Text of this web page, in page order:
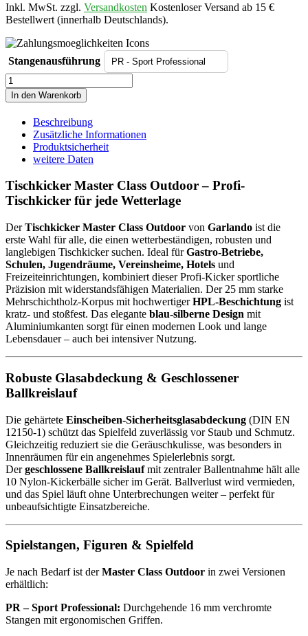
Inkl. MwSt. zzgl. Versandkosten Kostenloser Versand ab 15 €
Bestellwert (innerhalb Deutschlands).
Stangenausführung
Tischkicker
Master
Class
Outdoor
Menge
In den Warenkorb
Beschreibung
Zusätzliche Informationen
Produktsicherheit
weitere Daten
Tischkicker Master Class Outdoor – Profi-
Tischkicker für jede Wetterlage
DerTischkicker Master Class Outdoor von Garlando ist die
erste Wahl für alle, die einen wetterbeständigen, robusten und
langlebigen Tischkicker suchen. Ideal fürGastro-Betriebe,
Schulen, Jugendräume, Vereinsheime, Hotels und
Freizeiteinrichtungen, kombiniert dieser Profi-Kicker sportliche
Präzision mit widerstandsfähigen Materialien. Der 25 mm starke
Mehrschichtholz-Korpus mit hochwertigerHPL-Beschichtung ist
kratz- und stoßfest. Das elegante blau-silberne Design mit
Aluminiumkanten sorgt für einen modernen Look und lange
Lebensdauer – auch bei intensiver Nutzung.
Robuste Glasabdeckung & Geschlossener
Ballkreislauf
Die gehärtete Einscheiben-Sicherheitsglasabdeckung (DIN EN
12150-1) schützt das Spielfeld zuverlässig vor Staub und Schmutz.
Gleichzeitig reduziert sie die Geräuschkulisse, was besonders in
Innenräumen für ein angenehmes Spielerlebnis sorgt.
Dergeschlossene Ballkreislaufmit zentraler Ballentnahme hält alle
10 Nylon-Kickerbälle sicher im Gerät. Ballverlust wird vermieden,
und das Spiel läuft ohne Unterbrechungen weiter – perfekt für
unbeaufsichtigte Einsatzbereiche.
Spielstangen, Figuren & Spielfeld
Je nach Bedarf ist derMaster Class Outdoor in zwei Versionen
erhältlich:
PR – Sport Professional: Durchgehende 16 mm verchromte
Stangen mit ergonomischen Griffen.